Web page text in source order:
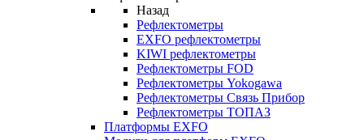
Назад
Рефлектометры
EXFO рефлектометры
KIWI рефлектометры
Рефлектометры FOD
Рефлектометры Yokogawa
Рефлектометры Связь Прибор
Рефлектометры ТОПАЗ
Платформы EXFO